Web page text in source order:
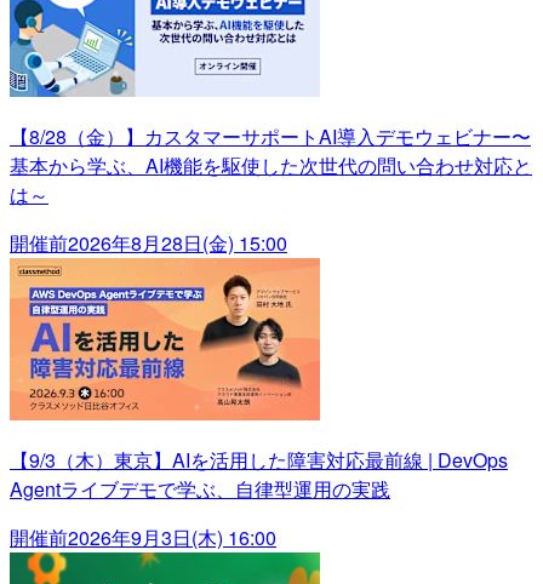
【8/28（金）】カスタマーサポートAI導入デモウェビナー〜
基本から学ぶ、AI機能を駆使した次世代の問い合わせ対応と
は～
開催前2026年8月28日(金) 15:00
【9/3（木）東京】AIを活用した障害対応最前線 | DevOps
Agentライブデモで学ぶ、自律型運用の実践
開催前2026年9月3日(木) 16:00